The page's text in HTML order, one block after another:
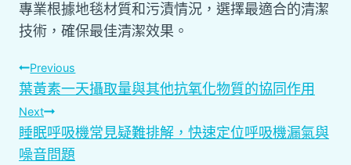
專業根據地毯材質和污漬情況，選擇最適合的清潔
技術，確保最佳清潔效果。
文
章
導
Previous
葉黃素一天攝取量與其他抗氧化物質的協同作用
Next
睡眠呼吸機常見疑難排解，快速定位呼吸機漏氣與
噪音問題